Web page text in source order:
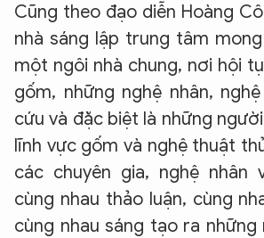
Cũng theo đạo diễn Hoàng
nhà sáng lập trung tâm
một ngôi nhà chung, nơi hội
gốm, những nghệ nhân,
cứu và đặc biệt là những
lĩnh vực gốm và nghệ thuật
các chuyên gia, nghệ nhân
cùng nhau thảo luận, cùng
cùng nhau sáng tạo ra những